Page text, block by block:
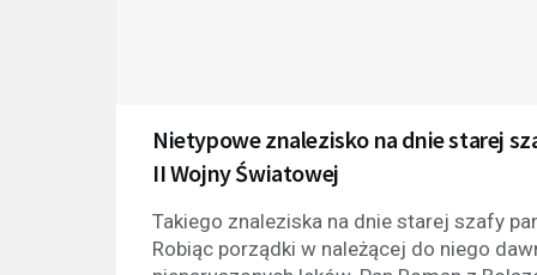
Nietypowe znalezisko na dnie starej
II Wojny Światowej
Takiego znaleziska na dnie starej szafy
Robiąc porządki w należącej do niego